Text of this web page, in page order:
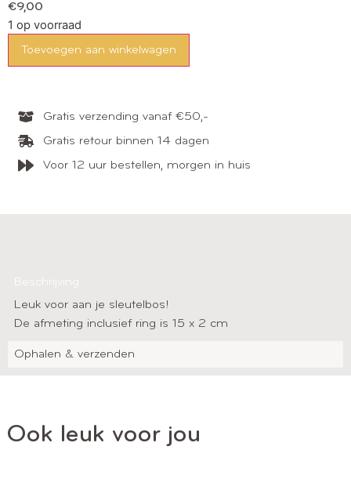
€9,00
1 op voorraad
Toevoegen aan winkelwagen
Gratis verzending vanaf €50,-
Gratis retour binnen 14 dagen
Voor 12 uur bestellen, morgen in huis
Beschrijving
Ophalen & verzenden
Leuk voor aan je sleutelbos!
De afmeting inclusief ring is 15 x 2 cm
Ook leuk voor jou